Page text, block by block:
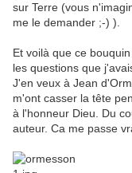
sur Terre (vous
me le demander ;-) ).
Et voilà que ce
les questions que
J'en veux à Jean
m'ont casser la tête
à l'honneur Dieu. Du
auteur. Ca me passe